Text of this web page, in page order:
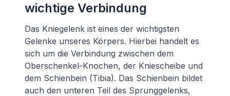
wichtige Verbindung
Das Kniegelenk ist eines der wichtigsten
Gelenke unseres Körpers. Hierbei handelt es
sich um die Verbindung zwischen dem
Oberschenkel-Knochen, der Kniescheibe und
dem Schienbein (Tibia). Das Schienbein bildet
auch den unteren Teil des Sprunggelenks,